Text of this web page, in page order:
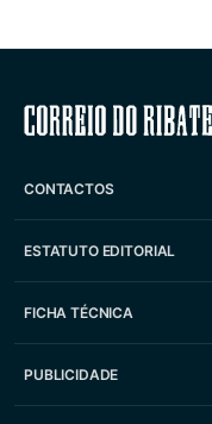
CONTACTOS
ESTATUTO EDITORIAL
FICHA TÉCNICA
PUBLICIDADE